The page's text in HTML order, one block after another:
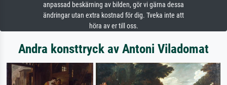
anpassad beskärning av bilden, gör vi gärna dessa
ändringar utan extra kostnad för dig. Tveka inte att
höra av er till oss.
Andra konsttryck av Antoni Viladomat